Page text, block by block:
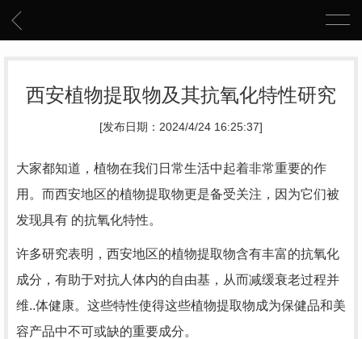
西安植物提取物及其抗氧化特性研究
[发布日期：2024/4/24 16:25:37]
大家都知道，植物在我们日常生活中起着非常重要的作
用。而西安地区的植物提取物更是备受关注，因为它们被
发现具有 的抗氧化特性。
许多研究表明，西安地区的植物提取物含有丰富的抗氧化
成分，有助于对抗人体内的自由基，从而减缓衰老过程并
维..体健康。这些特性使得这些植物提取物成为保健品和美
容产品中不可或缺的重要成分。